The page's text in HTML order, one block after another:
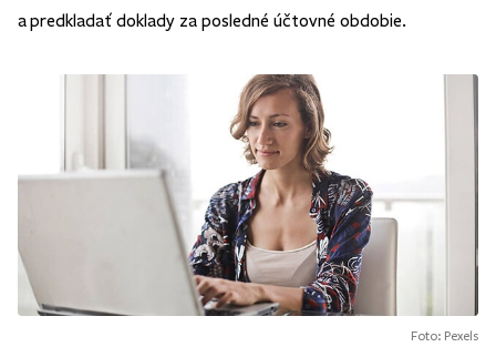
a predkladať doklady za posledné účtovné obdobie.
Foto: Pexels